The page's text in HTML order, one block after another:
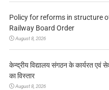
Policy for reforms in structure
Railway Board Order
August 8, 2026
केन्द्रीय विद्यालय संगठन के कार्यरत एवं
का विस्तार
August 8, 2026